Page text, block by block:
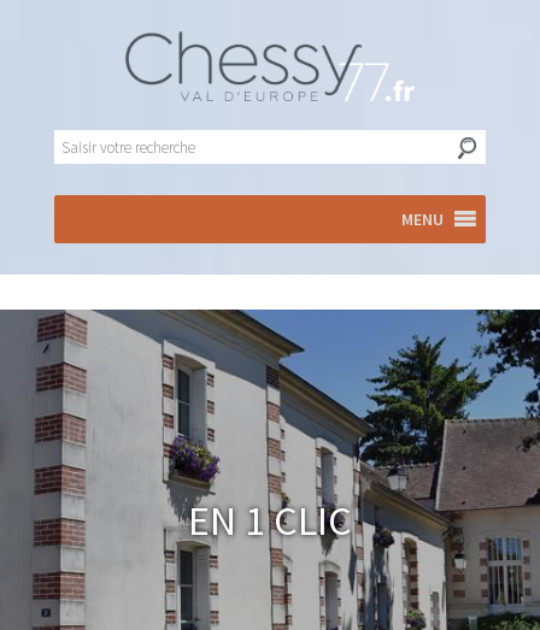
MENU
En 1 clic